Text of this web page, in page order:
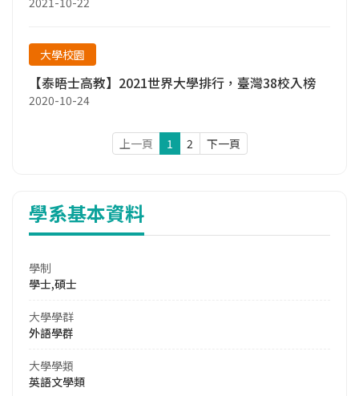
大學校園
【泰晤士高教】2021世界大學排行，臺灣38校入榜
2020-10-24
上一頁 1 2 下一頁
學系基本資料
學制
學士,碩士
大學學群
外語學群
大學學類
英語文學類